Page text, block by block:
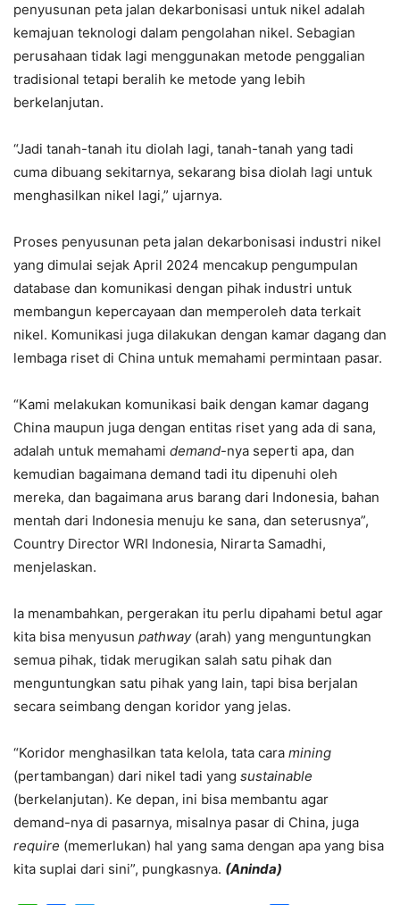
penyusunan peta jalan dekarbonisasi untuk nikel adalah
kemajuan teknologi dalam pengolahan nikel. Sebagian
perusahaan tidak lagi menggunakan metode penggalian
tradisional tetapi beralih ke metode yang lebih
berkelanjutan.
“Jadi tanah-tanah itu diolah lagi, tanah-tanah yang tadi
cuma dibuang sekitarnya, sekarang bisa diolah lagi untuk
menghasilkan nikel lagi,” ujarnya.
Proses penyusunan peta jalan dekarbonisasi industri nikel
yang dimulai sejak April 2024 mencakup pengumpulan
database dan komunikasi dengan pihak industri untuk
membangun kepercayaan dan memperoleh data terkait
nikel. Komunikasi juga dilakukan dengan kamar dagang dan
lembaga riset di China untuk memahami permintaan pasar.
“Kami melakukan komunikasi baik dengan kamar dagang
China maupun juga dengan entitas riset yang ada di sana,
adalah untuk memahami demand-nya seperti apa, dan
kemudian bagaimana demand tadi itu dipenuhi oleh
mereka, dan bagaimana arus barang dari Indonesia, bahan
mentah dari Indonesia menuju ke sana, dan seterusnya”,
Country Director WRI Indonesia, Nirarta Samadhi,
menjelaskan.
Ia menambahkan, pergerakan itu perlu dipahami betul agar
kita bisa menyusun pathway (arah) yang menguntungkan
semua pihak, tidak merugikan salah satu pihak dan
menguntungkan satu pihak yang lain, tapi bisa berjalan
secara seimbang dengan koridor yang jelas.
“Koridor menghasilkan tata kelola, tata cara mining
(pertambangan) dari nikel tadi yang sustainable
(berkelanjutan). Ke depan, ini bisa membantu agar
demand-nya di pasarnya, misalnya pasar di China, juga
require (memerlukan) hal yang sama dengan apa yang bisa
kita suplai dari sini”, pungkasnya. (Aninda)